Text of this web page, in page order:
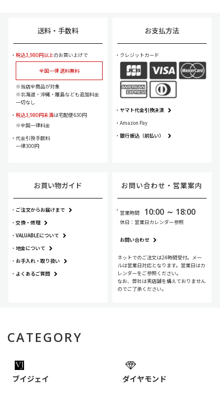
送料・手数料
税込3,980円以上のお買い上げで
全国一律 送料無料
当店全商品が対象
北海道・沖縄・離島なども追加料金
一切なし
税込3,980円未満は宅配便630円
全国一律料金
代金引換手数料
一律300円
お支払方法
クレジットカード
ヤマト代金引換決済
Amazon Pay
銀行振込（前払い）
お買い物ガイド
ご注文からお届けまで
交換・修理
VALUABLEについて
地金について
お手入れ・取り扱い
よくあるご質問
お問い合わせ・ 営業案内
営業時間 10:00 ～ 18:00
休日：営業日カレンダー参照
お問い合わせ
ネットでのご注文は24時間受付。メー
ルは営業日対応となります。営業日はカ
レンダーをご参照ください。
なお、弊社は実店舗を構えておりません
のでご了承ください。
CATEGORY
ブイジェイ ダイヤモンド